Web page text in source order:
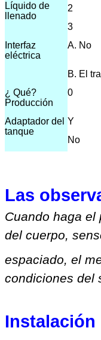
Líquido de
llenado
2
3
Interfaz
eléctrica
A. No
B. El
¿ Qué?
Producción
0
Adaptador del
tanque
Y
No
Las
Cuando haga el
del cuerpo,
espaciado, el
condiciones del
Instalación